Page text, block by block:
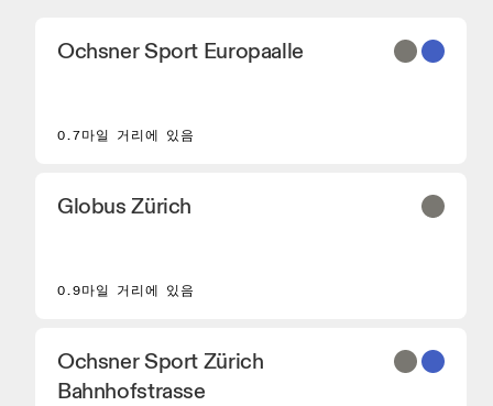
On 핵심 모델과 엄선된 모델을 판매하는 신발 대리
On 제품군 전체를 둘러보고 체험할 수 있는 매장입
Ochsner Sport Europaalle
0.7마일 거리에 있음
Globus Zürich
0.9마일 거리에 있음
Ochsner Sport Zürich
Bahnhofstrasse